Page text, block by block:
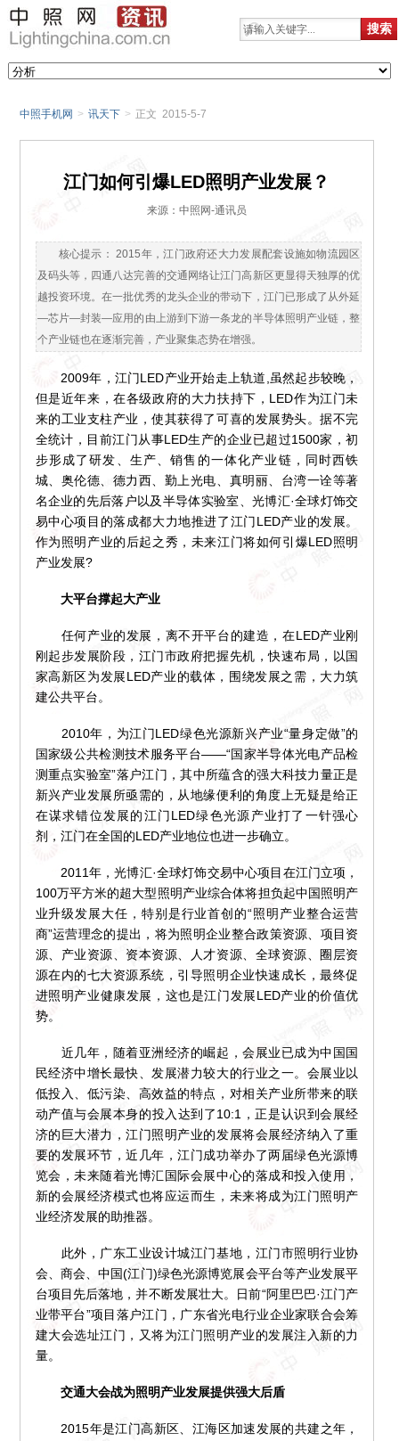
中照手机网 > 讯天下 > 正文 2015-5-7
江门如何引爆LED照明产业发展？
来源：中照网-通讯员
核心提示： 2015年，江门政府还大力发展配套设施如物流园区
及码头等，四通八达完善的交通网络让江门高新区更显得天独厚的优
越投资环境。在一批优秀的龙头企业的带动下，江门已形成了从外延
―芯片―封装―应用的由上游到下游一条龙的半导体照明产业链，整
个产业链也在逐渐完善，产业聚集态势在增强。
2009年，江门LED产业开始走上轨道,虽然起步较晚，
但是近年来，在各级政府的大力扶持下，LED作为江门未
来的工业支柱产业，使其获得了可喜的发展势头。据不完
全统计，目前江门从事LED生产的企业已超过1500家，初
步形成了研发、生产、销售的一体化产业链，同时西铁
城、奥伦德、德力西、勤上光电、真明丽、台湾一诠等著
名企业的先后落户以及半导体实验室、光博汇·全球灯饰交
易中心项目的落成都大力地推进了江门LED产业的发展。
作为照明产业的后起之秀，未来江门将如何引爆LED照明
产业发展?
大平台撑起大产业
任何产业的发展，离不开平台的建造，在LED产业刚
刚起步发展阶段，江门市政府把握先机，快速布局，以国
家高新区为发展LED产业的载体，围绕发展之需，大力筑
建公共平台。
2010年，为江门LED绿色光源新兴产业“量身定做”的
国家级公共检测技术服务平台——“国家半导体光电产品检
测重点实验室”落户江门，其中所蕴含的强大科技力量正是
新兴产业发展所亟需的，从地缘便利的角度上无疑是给正
在谋求错位发展的江门LED绿色光源产业打了一针强心
剂，江门在全国的LED产业地位也进一步确立。
2011年，光博汇·全球灯饰交易中心项目在江门立项，
100万平方米的超大型照明产业综合体将担负起中国照明产
业升级发展大任，特别是行业首创的“照明产业整合运营
商”运营理念的提出，将为照明企业整合政策资源、项目资
源、产业资源、资本资源、人才资源、全球资源、圈层资
源在内的七大资源系统，引导照明企业快速成长，最终促
进照明产业健康发展，这也是江门发展LED产业的价值优
势。
近几年，随着亚洲经济的崛起，会展业已成为中国国
民经济中增长最快、发展潜力较大的行业之一。会展业以
低投入、低污染、高效益的特点，对相关产业所带来的联
动产值与会展本身的投入达到了10:1，正是认识到会展经
济的巨大潜力，江门照明产业的发展将会展经济纳入了重
要的发展环节，近几年，江门成功举办了两届绿色光源博
览会，未来随着光博汇国际会展中心的落成和投入使用，
新的会展经济模式也将应运而生，未来将成为江门照明产
业经济发展的助推器。
此外，广东工业设计城江门基地，江门市照明行业协
会、商会、中国(江门)绿色光源博览展会平台等产业发展平
台项目先后落地，并不断发展壮大。日前“阿里巴巴·江门产
业带平台”项目落户江门，广东省光电行业企业家联合会筹
建大会选址江门，又将为江门照明产业的发展注入新的力
量。
交通大会战为照明产业发展提供强大后盾
2015年是江门高新区、江海区加速发展的共建之年，